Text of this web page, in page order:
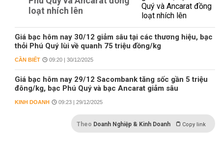
loạt nhích lên
Giá bạc hôm nay 30/12 giảm sâu tại các thương hiệu, bạc
thỏi Phú Quý lùi về quanh 75 triệu đồng/kg
CẦN BIẾT 09:20 | 30/12/2025
Giá bạc hôm nay 29/12 Sacombank tăng sốc gần 5 triệu
đông/kg, bạc Phú Quý và bạc Ancarat giảm sâu
KINH DOANH 09:23 | 29/12/2025
Theo Doanh Nghiệp & Kinh Doanh Copy link